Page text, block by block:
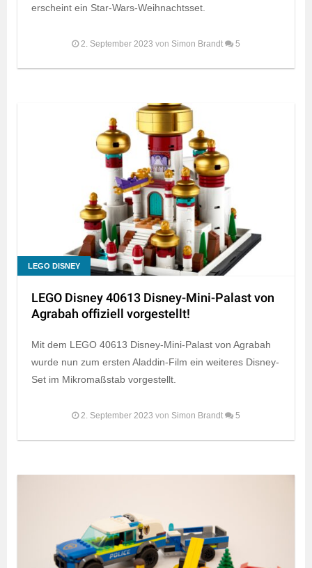
erscheint ein Star-Wars-Weihnachtsset.
2. September 2023 von Simon Brandt 5
LEGO DISNEY
LEGO Disney 40613 Disney-Mini-Palast von
Agrabah offiziell vorgestellt!
Mit dem LEGO 40613 Disney-Mini-Palast von Agrabah
wurde nun zum ersten Aladdin-Film ein weiteres Disney-
Set im Mikromaßstab vorgestellt.
2. September 2023 von Simon Brandt 5